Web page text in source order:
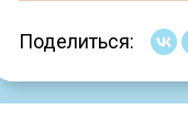
Поделиться: